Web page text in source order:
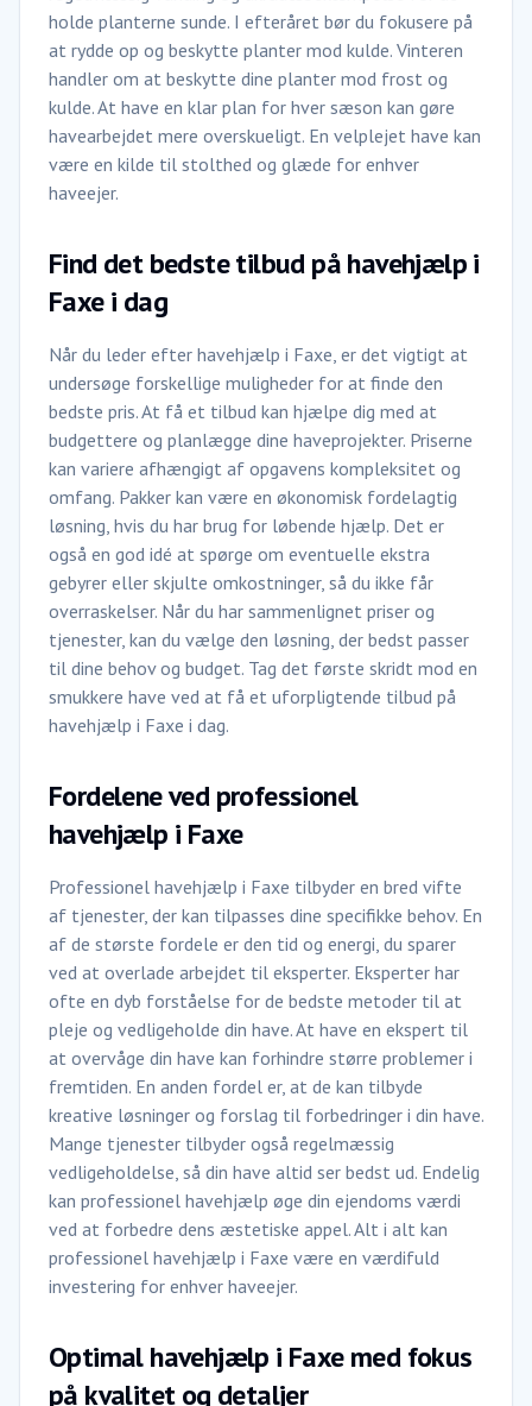
holde planterne sunde. I efteråret bør du fokusere på
at rydde op og beskytte planter mod kulde. Vinteren
handler om at beskytte dine planter mod frost og
kulde. At have en klar plan for hver sæson kan gøre
havearbejdet mere overskueligt. En velplejet have kan
være en kilde til stolthed og glæde for enhver
haveejer.
Find det bedste tilbud på havehjælp i
Faxe i dag
Når du leder efter havehjælp i Faxe, er det vigtigt at
undersøge forskellige muligheder for at finde den
bedste pris. At få et tilbud kan hjælpe dig med at
budgettere og planlægge dine haveprojekter. Priserne
kan variere afhængigt af opgavens kompleksitet og
omfang. Pakker kan være en økonomisk fordelagtig
løsning, hvis du har brug for løbende hjælp. Det er
også en god idé at spørge om eventuelle ekstra
gebyrer eller skjulte omkostninger, så du ikke får
overraskelser. Når du har sammenlignet priser og
tjenester, kan du vælge den løsning, der bedst passer
til dine behov og budget. Tag det første skridt mod en
smukkere have ved at få et uforpligtende tilbud på
havehjælp i Faxe i dag.
Fordelene ved professionel
havehjælp i Faxe
Professionel havehjælp i Faxe tilbyder en bred vifte
af tjenester, der kan tilpasses dine specifikke behov. En
af de største fordele er den tid og energi, du sparer
ved at overlade arbejdet til eksperter. Eksperter har
ofte en dyb forståelse for de bedste metoder til at
pleje og vedligeholde din have. At have en ekspert til
at overvåge din have kan forhindre større problemer i
fremtiden. En anden fordel er, at de kan tilbyde
kreative løsninger og forslag til forbedringer i din have.
Mange tjenester tilbyder også regelmæssig
vedligeholdelse, så din have altid ser bedst ud. Endelig
kan professionel havehjælp øge din ejendoms værdi
ved at forbedre dens æstetiske appel. Alt i alt kan
professionel havehjælp i Faxe være en værdifuld
investering for enhver haveejer.
Optimal havehjælp i Faxe med fokus
på kvalitet og detaljer